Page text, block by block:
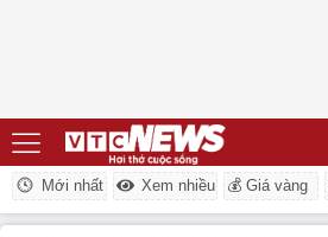
Mới nhất Xem nhiều 💰 Giá vàng